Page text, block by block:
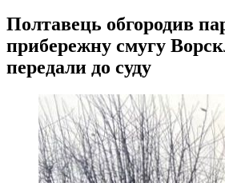
Полтавець обгородив
прибережну смугу
передали до суду